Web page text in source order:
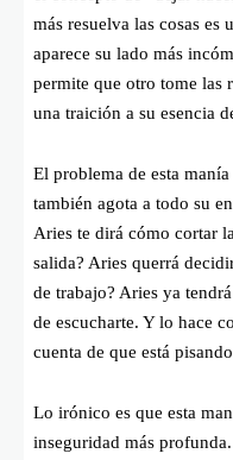
más resuelva las cosas
aparece su lado más
permite que otro tome las
una traición a su esencia
El problema de esta
también agota a todo su
Aries te dirá cómo cortar
salida? Aries querrá
de trabajo? Aries ya
de escucharte. Y lo hace
cuenta de que está
Lo irónico es que esta
inseguridad más